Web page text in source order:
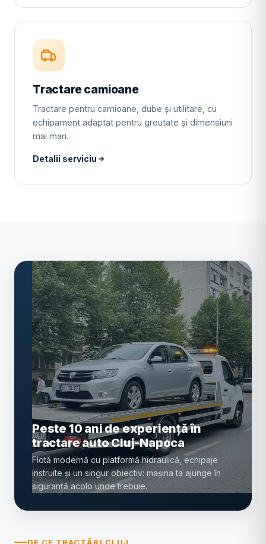
Tractare camioane
Tractare pentru camioane, dube și utilitare, cu
echipament adaptat pentru greutate și dimensiuni
mai mari.
Detalii serviciu
Peste 10 ani de experiență în
tractare auto Cluj-Napoca
Flotă modernă cu platformă hidraulică, echipaje
instruite și un singur obiectiv: mașina ta ajunge în
siguranță acolo unde trebuie.